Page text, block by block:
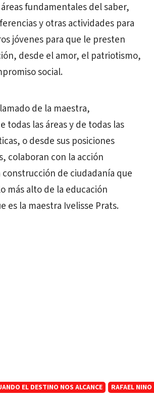
fundamentales del saber,
y otras actividades para
jóvenes para que le presten
desde el amor, el patriotismo,
social.
de la maestra,
todas las áreas y de todas las
o desde sus posiciones
colaboran con la acción
construcción de ciudadanía que
más alto de la educación
es la maestra Ivelisse Prats.
EL DESTINO NOS ALCANCE RAFAEL